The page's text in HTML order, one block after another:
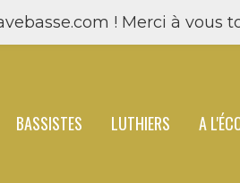
! Merci à vous
BASSISTES LUTHIERS A